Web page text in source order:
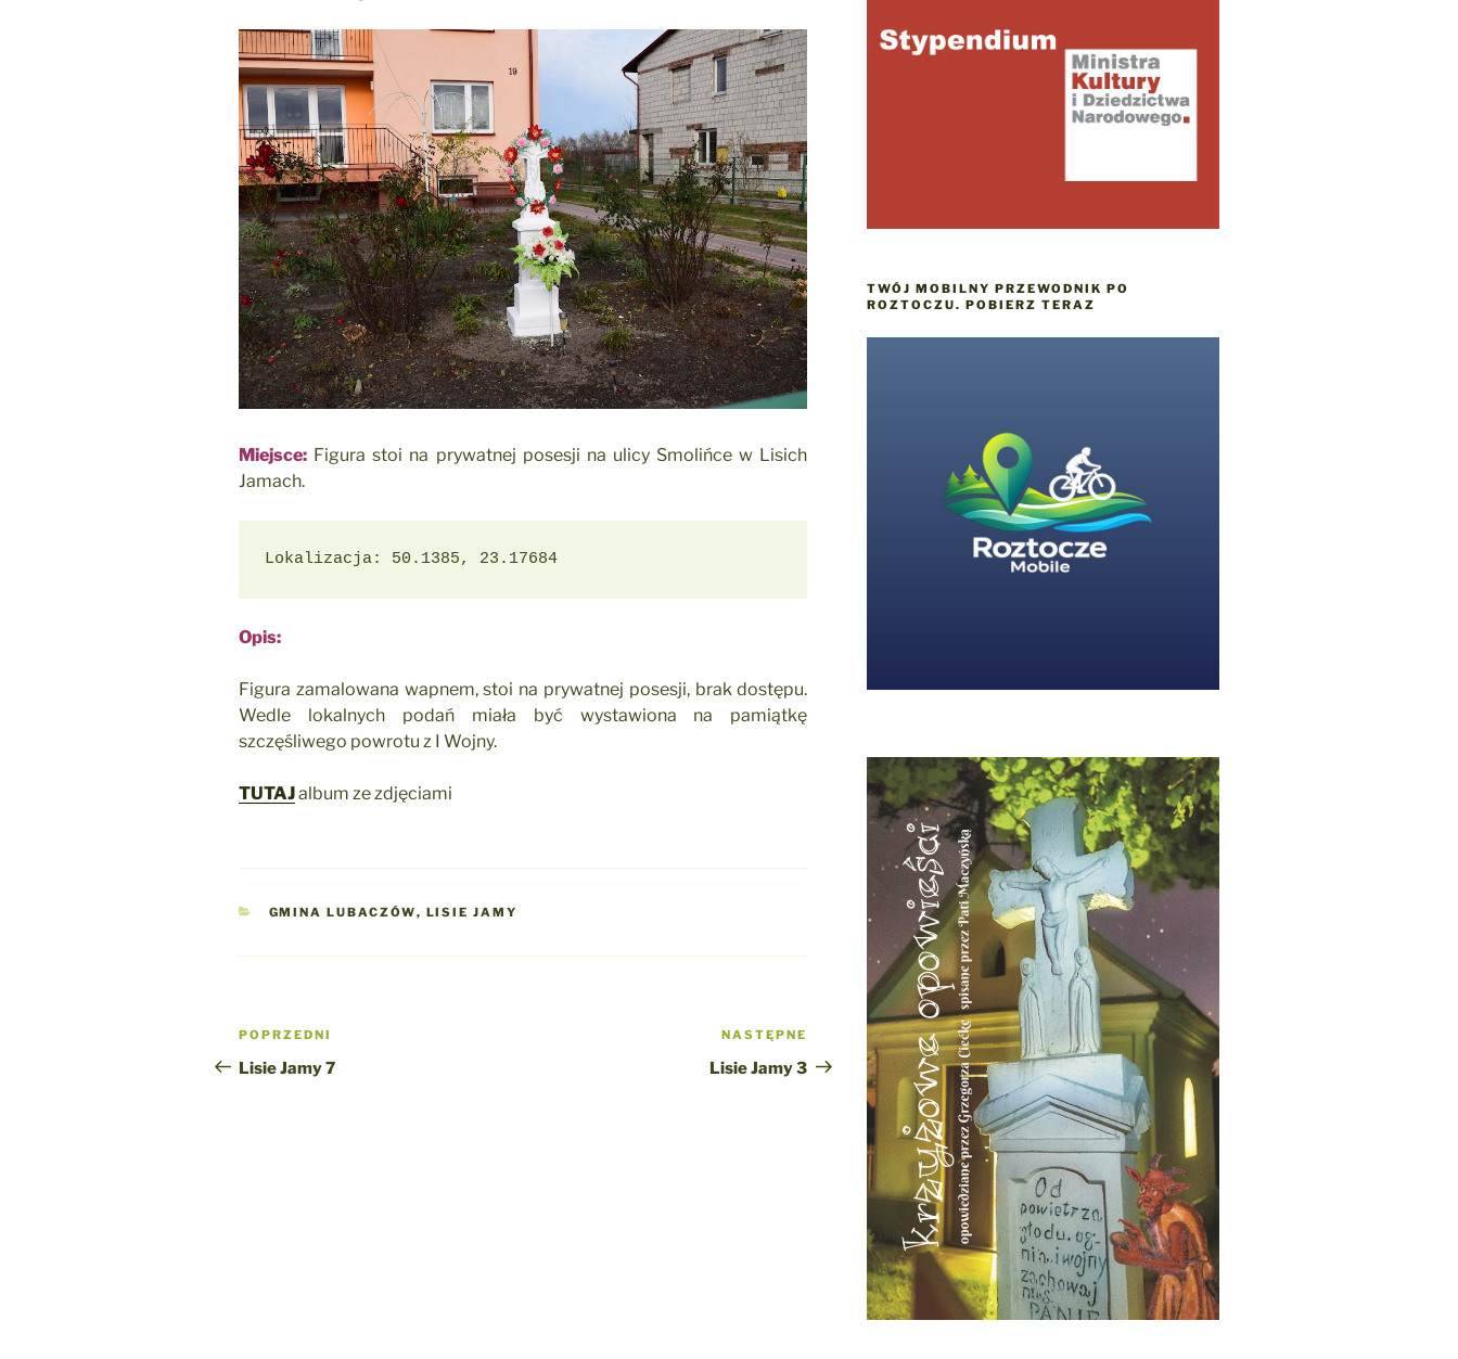
Miejsce: Figura stoi na prywatnej posesji na ulicy Smolińce w Lisich
Jamach.
Lokalizacja: 50.1385, 23.17684
Opis:
Figura zamalowana wapnem, stoi na prywatnej posesji, brak dostępu.
Wedle lokalnych podań miała być wystawiona na pamiątkę
szczęśliwego powrotu z I Wojny.
TUTAJalbum ze zdjęciami
KATEGORIE
GMINA LUBACZÓW, LISIE JAMY
Nawigacja
wpisu
Poprzedni
wpis
POPRZEDNI
Lisie Jamy 7
Następny
wpis
NASTĘPNE
Lisie Jamy 3
TWÓJ MOBILNY PRZEWODNIK PO
ROZTOCZU. POBIERZ TERAZ